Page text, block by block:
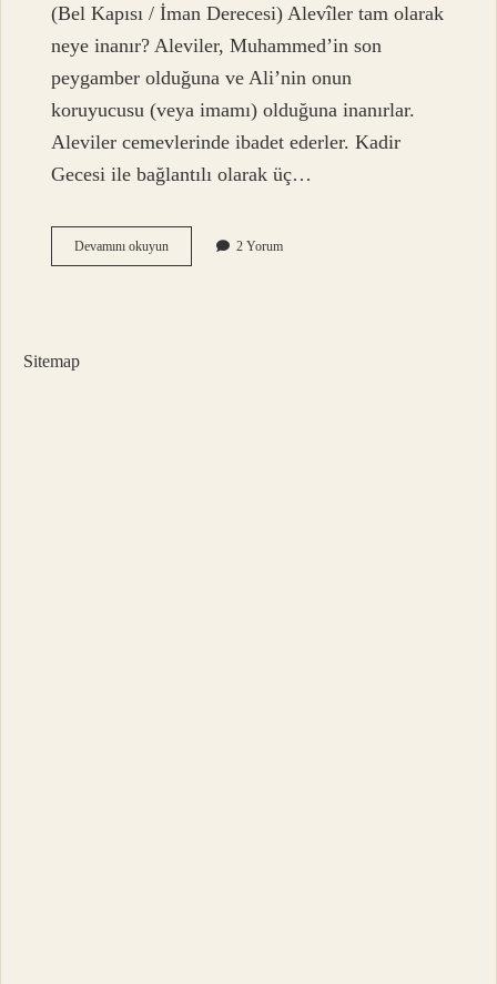
(Bel Kapısı / İman Derecesi) Alevîler tam olarak
neye inanır? Aleviler, Muhammed’in son
peygamber olduğuna ve Ali’nin onun
koruyucusu (veya imamı) olduğuna inanırlar.
Aleviler cemevlerinde ibadet ederler. Kadir
Gecesi ile bağlantılı olarak üç…
Devamını okuyunAlevîler
Dua
2 Yorum
Sitemap